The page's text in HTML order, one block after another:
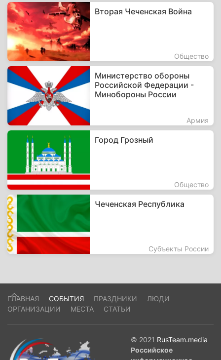
Вторая Чеченская Война
Общество
Министерство обороны
Российской Федерации -
Минобороны России
Армия
Город Грозный
Общество
Чеченская Республика
Субъекты России
ГЛАВНАЯ СОБЫТИЯ ПРАЗДНИКИ
ЛЮДИ
ОРГАНИЗАЦИИ
МЕСТА СТАТЬИ
© 2021 RusTeam.media
Российское